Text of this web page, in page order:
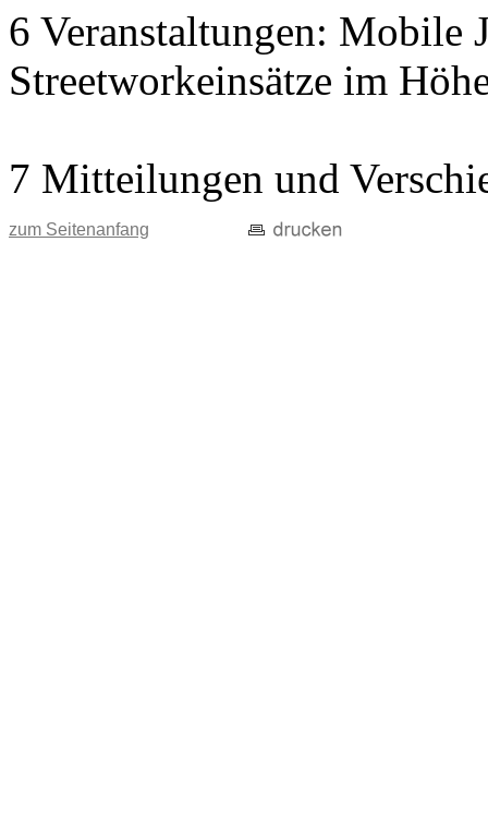
6 Veranstaltungen: Mobile
Streetworkeinsätze im
7 Mitteilungen und
zum Seitenanfang